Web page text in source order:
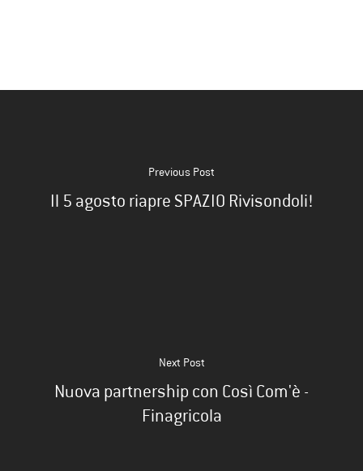
Previous Post
Il 5 agosto riapre SPAZIO Rivisondoli!
Next Post
Nuova partnership con Così Com'è -
Finagricola